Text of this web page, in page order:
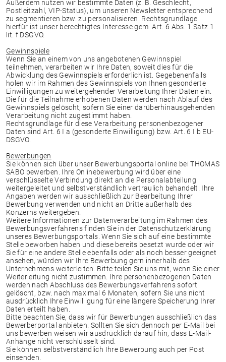
Außerdem nutzen wir bestimmte Daten (z. B. Geschlecht,
Postleitzahl, VIP-Status), um unseren Newsletter entsprechend
zu segmentieren bzw. zu personalisieren. Rechtsgrundlage
hierfür ist unser berechtigtes Interesse gem. Art. 6 Abs. 1 Satz 1
lit. f DSGVO.
Gewinnspiele
Wenn Sie an einem von uns angebotenen Gewinnspiel
teilnehmen, verarbeiten wir Ihre Daten, soweit dies für die
Abwicklung des Gewinnspiels erforderlich ist. Gegebenenfalls
holen wir im Rahmen des Gewinnspiels von Ihnen gesonderte
Einwilligungen zu weitergehender Verarbeitung Ihrer Daten ein.
Die für die Teilnahme erhobenen Daten werden nach Ablauf des
Gewinnspiels gelöscht, sofern Sie einer darüberhinausgehenden
Verarbeitung nicht zugestimmt haben.
Rechtsgrundlage für diese Verarbeitung personenbezogener
Daten sind Art. 6 I a (gesonderte Einwilligung) bzw. Art. 6 I b EU-
DSGVO.
Bewerbungen
Sie können sich über unser Bewerbungsportal online bei THOMAS
SABO bewerben. Ihre Onlinebewerbung wird über eine
verschlüsselte Verbindung direkt an die Personalabteilung
weitergeleitet und selbstverständlich vertraulich behandelt. Ihre
Angaben werden wir ausschließlich zur Bearbeitung Ihrer
Bewerbung verwenden und nicht an Dritte außerhalb des
Konzerns weitergeben.
Weitere Informationen zur Datenverarbeitung im Rahmen des
Bewerbungsverfahrens finden Sie in der Datenschutzerklärung
unseres Bewerbungsportals. Wenn Sie sich auf eine bestimmte
Stelle beworben haben und diese bereits besetzt wurde oder wir
Sie für eine andere Stelle ebenfalls oder als noch besser geeignet
ansehen, würden wir Ihre Bewerbung gern innerhalb des
Unternehmens weiterleiten. Bitte teilen Sie uns mit, wenn Sie einer
Weiterleitung nicht zustimmen. Ihre personenbezogenen Daten
werden nach Abschluss des Bewerbungsverfahrens sofort
gelöscht, bzw. nach maximal 6 Monaten, sofern Sie uns nicht
ausdrücklich Ihre Einwilligung für eine längere Speicherung Ihrer
Daten erteilt haben.
Bitte beachten Sie, dass wir für Bewerbungen ausschließlich das
Bewerberportal anbieten. Sollten Sie sich dennoch per E-Mail bei
uns bewerben weisen wir ausdrücklich darauf hin, dass E-Mail-
Anhänge nicht verschlüsselt sind.
Sie können selbstverständlich Ihre Bewerbung auch per Post
einsenden.